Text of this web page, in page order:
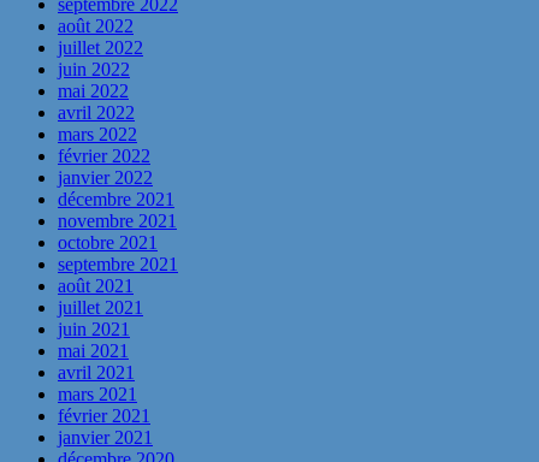
septembre 2022
août 2022
juillet 2022
juin 2022
mai 2022
avril 2022
mars 2022
février 2022
janvier 2022
décembre 2021
novembre 2021
octobre 2021
septembre 2021
août 2021
juillet 2021
juin 2021
mai 2021
avril 2021
mars 2021
février 2021
janvier 2021